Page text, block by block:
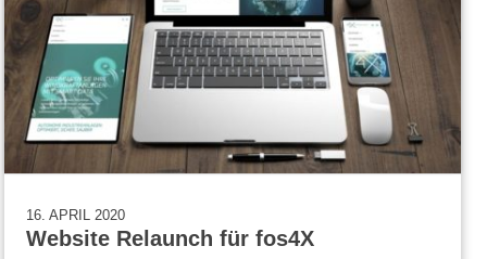
16. APRIL 2020
Website Relaunch für fos4X